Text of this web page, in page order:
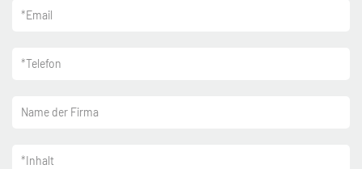
*Email
*Telefon
Name der Firma
*Inhalt